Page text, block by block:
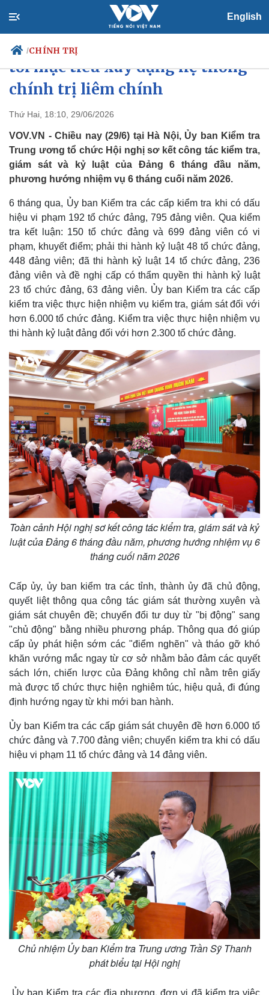
English
/CHÍNH TRỊ
Chính trị
Tổ chức nhân sự
Quốc hội
Nhận diện sự thật
Tin 24h
Dự báo thời tiết
Giáo dục
Dấu ấn VOV
Việc làm
Thế giới
Quan sát
Cuộc sống đó đây
Hồ sơ
Multimedia
Video
Ảnh
E-Magazine
Infographic
Ủy ban Kiểm tra các cấp hướng
tới mục tiêu xây dựng hệ thống
chính trị liêm chính
Thứ Hai, 18:10, 29/06/2026
VOV.VN - Chiều nay (29/6) tại Hà Nội, Ủy ban Kiểm tra
Trung ương tổ chức Hội nghị sơ kết công tác kiểm tra,
giám sát và kỷ luật của Đảng 6 tháng đầu năm,
phương hướng nhiệm vụ 6 tháng cuối năm 2026.
6 tháng qua, Ủy ban Kiểm tra các cấp kiểm tra khi có dấu
hiệu vi phạm 192 tổ chức đảng, 795 đảng viên. Qua kiểm
tra kết luận: 150 tổ chức đảng và 699 đảng viên có vi
phạm, khuyết điểm; phải thi hành kỷ luật 48 tổ chức đảng,
448 đảng viên; đã thi hành kỷ luật 14 tổ chức đảng, 236
đảng viên và đề nghị cấp có thẩm quyền thi hành kỷ luật
23 tổ chức đảng, 63 đảng viên. Ủy ban Kiểm tra các cấp
kiểm tra việc thực hiện nhiệm vụ kiểm tra, giám sát đối với
hơn 6.000 tổ chức đảng. Kiểm tra việc thực hiện nhiệm vụ
thi hành kỷ luật đảng đối với hơn 2.300 tổ chức đảng.
Toàn cảnh Hội nghị sơ kết công tác kiểm tra, giám sát và kỷ
luật của Đảng 6 tháng đầu năm, phương hướng nhiệm vụ 6
tháng cuối năm 2026
Cấp ủy, ủy ban kiểm tra các tỉnh, thành ủy đã chủ động,
quyết liệt thông qua công tác giám sát thường xuyên và
giám sát chuyên đề; chuyển đổi tư duy từ "bị động" sang
"chủ động" bằng nhiều phương pháp. Thông qua đó giúp
cấp ủy phát hiện sớm các "điểm nghẽn" và tháo gỡ khó
khăn vướng mắc ngay từ cơ sở nhằm bảo đảm các quyết
sách lớn, chiến lược của Đảng không chỉ nằm trên giấy
mà được tổ chức thực hiện nghiêm túc, hiệu quả, đi đúng
định hướng ngay từ khi mới ban hành.
Ủy ban Kiểm tra các cấp giám sát chuyên đề hơn 6.000 tổ
chức đảng và 7.700 đảng viên; chuyển kiểm tra khi có dấu
hiệu vi phạm 11 tổ chức đảng và 14 đảng viên.
Chủ nhiệm Ủy ban Kiểm tra Trung ương Trần Sỹ Thanh
phát biểu tại Hội nghị